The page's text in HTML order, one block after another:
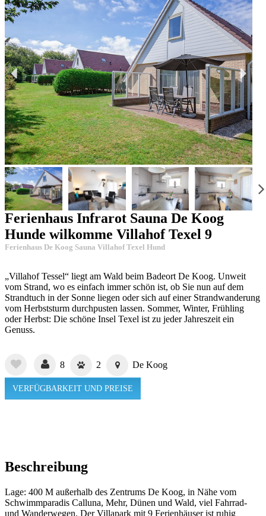
Ferienhaus Infrarot Sauna De Koog
Hunde wilkomme Villahof Texel 9
Ferienhaus De Koog Sauna Villahof Texel Hund
„Villahof Tessel“ liegt am Wald beim Badeort De Koog. Unweit
vom Strand, wo es einfach immer schön ist, ob Sie nun auf dem
Strandtuch in der Sonne liegen oder sich auf einer Strandwanderung
vom Herbststurm durchpusten lassen. Sommer, Winter, Frühling
oder Herbst: Die schöne Insel Texel ist zu jeder Jahreszeit ein
Genuss.
8 2 De Koog
VERFÜGBARKEIT UND PREISE
Beschreibung
Lage: 400 M außerhalb des Zentrums De Koog, in Nähe vom
Schwimmparadis Calluna, Mehr, Dünen und Wald, viel Fahrrad-
und Wanderwegen. Der Villapark mit 9 Ferienhäuser ist ruhig